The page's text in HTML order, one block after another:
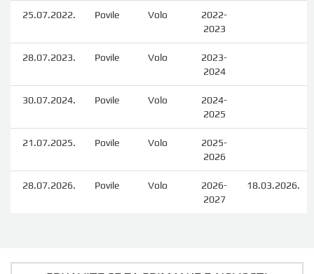
25.07.2022. Povile Volo
2022-
2023
28.07.2023. Povile Volo
2023-
2024
30.07.2024. Povile Volo
2024-
2025
21.07.2025. Povile Volo
2025-
2026
28.07.2026. Povile Volo
2026-
2027
18.03.2026.